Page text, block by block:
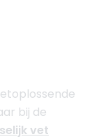
bij de
vet